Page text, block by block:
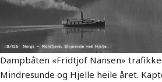
Dampbåten «Fridtjof Nansen»
Mindresunde og Hjelle heile året.